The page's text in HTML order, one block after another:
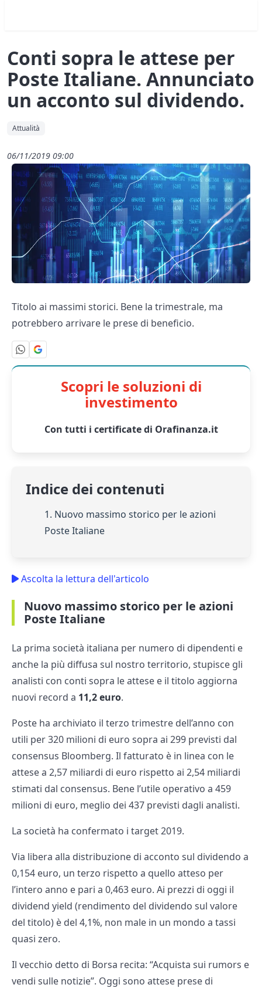
Conti sopra le attese per
Poste Italiane. Annunciato
un acconto sul dividendo.
Attualità
06/11/2019 09:00
Titolo ai massimi storici. Bene la trimestrale, ma
potrebbero arrivare le prese di beneficio.
Scopri le soluzioni di
investimento
Con tutti i certificate di Orafinanza.it
Indice dei contenuti
1. Nuovo massimo storico per le azioni
Poste Italiane
Ascolta la lettura dell'articolo
Nuovo massimo storico per le azioni
Poste Italiane
La prima società italiana per numero di dipendenti e
anche la più diffusa sul nostro territorio, stupisce gli
analisti con conti sopra le attese e il titolo aggiorna
nuovi record a 11,2 euro.
Poste ha archiviato il terzo trimestre dell’anno con
utili per 320 milioni di euro sopra ai 299 previsti dal
consensus Bloomberg. Il fatturato è in linea con le
attese a 2,57 miliardi di euro rispetto ai 2,54 miliardi
stimati dal consensus. Bene l’utile operativo a 459
milioni di euro, meglio dei 437 previsti dagli analisti.
La società ha confermato i target 2019.
Via libera alla distribuzione di acconto sul dividendo a
0,154 euro, un terzo rispetto a quello atteso per
l’intero anno e pari a 0,463 euro. Ai prezzi di oggi il
dividend yield (rendimento del dividendo sul valore
del titolo) è del 4,1%, non male in un mondo a tassi
quasi zero.
Il vecchio detto di Borsa recita: “Acquista sui rumors e
vendi sulle notizie”. Oggi sono attese prese di